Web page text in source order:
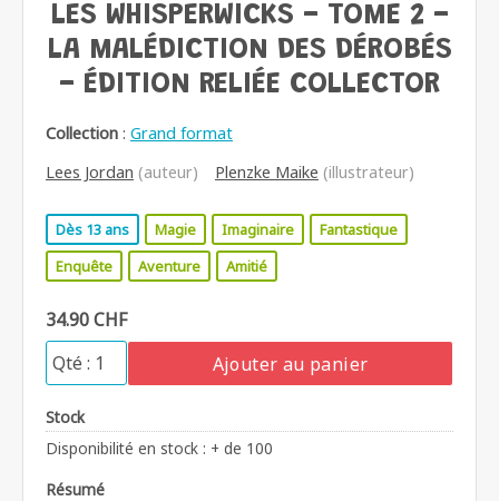
LES WHISPERWICKS - TOME 2 -
LA MALÉDICTION DES DÉROBÉS
- ÉDITION RELIÉE COLLECTOR
Collection : Grand format
Lees Jordan (auteur) Plenzke Maike (illustrateur)
Dès 13 ans Magie Imaginaire
Fantastique
Enquête
Aventure Amitié
34.90 CHF
Ajouter au panier
Stock
Disponibilité en stock : + de 100
Résumé